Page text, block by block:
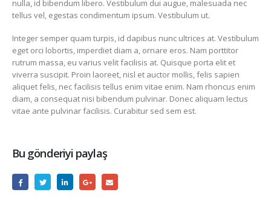
nulla, id bibendum libero. Vestibulum dui augue, malesuada nec
tellus vel, egestas condimentum ipsum. Vestibulum ut.
Integer semper quam turpis, id dapibus nunc ultrices at. Vestibulum
eget orci lobortis, imperdiet diam a, ornare eros. Nam porttitor
rutrum massa, eu varius velit facilisis at. Quisque porta elit et
viverra suscipit. Proin laoreet, nisl et auctor mollis, felis sapien
aliquet felis, nec facilisis tellus enim vitae enim. Nam rhoncus enim
diam, a consequat nisi bibendum pulvinar. Donec aliquam lectus
vitae ante pulvinar facilisis. Curabitur sed sem est.
Bu gönderiyi paylaş